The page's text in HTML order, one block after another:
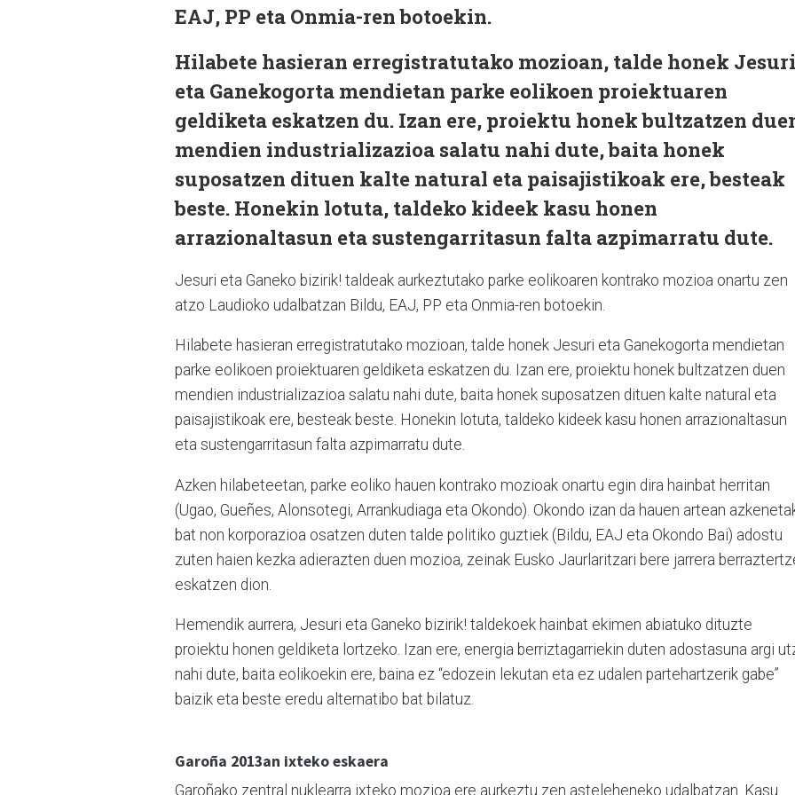
EAJ, PP eta Onmia-ren botoekin.
Hilabete hasieran erregistratutako mozioan, talde honek Jesuri
eta Ganekogorta mendietan parke eolikoen proiektuaren
geldiketa eskatzen du. Izan ere, proiektu honek bultzatzen
mendien industrializazioa salatu nahi dute, baita honek
suposatzen dituen kalte natural eta paisajistikoak ere, besteak
beste. Honekin lotuta, taldeko kideek kasu honen
arrazionaltasun eta sustengarritasun falta azpimarratu dute.
Jesuri eta Ganeko bizirik! taldeak aurkeztutako parke eolikoaren kontrako mozioa onartu zen
atzo Laudioko udalbatzan Bildu, EAJ, PP eta Onmia-ren botoekin.
Hilabete hasieran erregistratutako mozioan, talde honek Jesuri eta Ganekogorta mendietan
parke eolikoen proiektuaren geldiketa eskatzen du. Izan ere, proiektu honek bultzatzen duen
mendien industrializazioa salatu nahi dute, baita honek suposatzen dituen kalte natural eta
paisajistikoak ere, besteak beste. Honekin lotuta, taldeko kideek kasu honen arrazionaltasun
eta sustengarritasun falta azpimarratu dute.
Azken hilabeteetan, parke eoliko hauen kontrako mozioak onartu egin dira hainbat herritan
(Ugao, Gueñes, Alonsotegi, Arrankudiaga eta Okondo). Okondo izan da hauen artean
bat non korporazioa osatzen duten talde politiko guztiek (Bildu, EAJ eta Okondo Bai) adostu
zuten haien kezka adierazten duen mozioa, zeinak Eusko Jaurlaritzari bere jarrera
eskatzen dion.
Hemendik aurrera, Jesuri eta Ganeko bizirik! taldekoek hainbat ekimen abiatuko dituzte
proiektu honen geldiketa lortzeko. Izan ere, energia berriztagarriekin duten adostasuna argi
nahi dute, baita eolikoekin ere, baina ez “edozein lekutan eta ez udalen partehartzerik gabe”
baizik eta beste eredu alternatibo bat bilatuz.
Garoña 2013an ixteko eskaera
Garoñako zentral nuklearra ixteko mozioa ere aurkeztu zen asteleheneko udalbatzan. Kasu